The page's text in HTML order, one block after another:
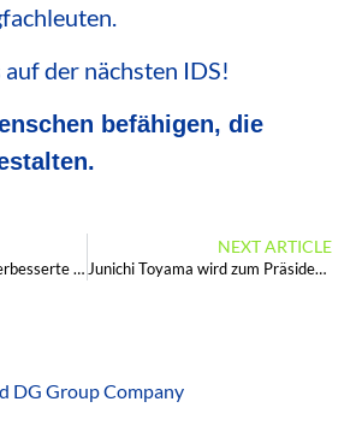
der nächsten IDS!
befähigen, die
DWX-52Di Plus: Die verbesserte Trockenmühle von DGSHAPE
NEXT ARTICLE
Junichi Toyama wird zum Präsidenten und repräsentativen Direktor der DGSHAPE Corporation ernannt
DG Group Company